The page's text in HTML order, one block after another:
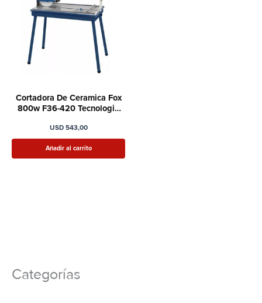
Categorías
Cortadora De Ceramica Fox
800w F36-420 Tecnologia
USD543,00
Añadir al carrito